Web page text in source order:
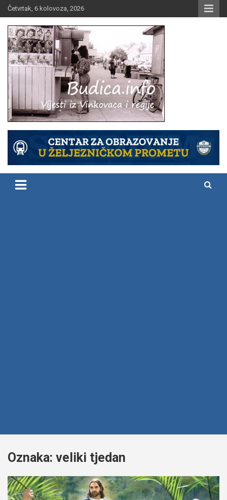
Skip
to
content
Četvrtak, 6 kolovoza, 2026
Budica.info
Oznaka: veliki tjedan